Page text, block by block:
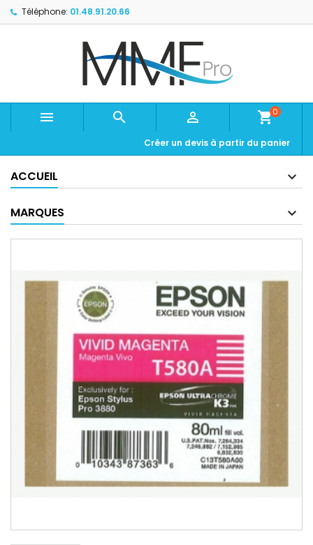
Téléphone: 01.48.91.20.66
   shopping_cart0
Créer un devis à partir du panier
ACCUEIL
MARQUES